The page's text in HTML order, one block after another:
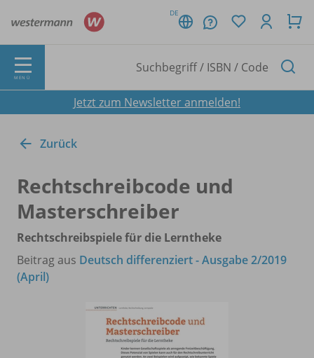
DE
MENÜ
Jetzt zum Newsletter anmelden!
Zurück
Rechtschreibcode und
Masterschreiber
Rechtschreibspiele für die Lerntheke
Beitrag aus Deutsch differenziert - Ausgabe 2/2019
(April)